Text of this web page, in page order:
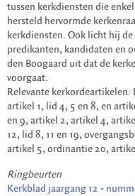
tussen kerkdiensten die
hersteld hervormde
kerkdiensten. Ook licht hij
predikanten, kandidaten en
den Boogaard uit dat de
voorgaat.
Relevante
artikel 1, lid 4, 5 en 8, en
en 9, artikel 2, artikel 4,
12, lid 8, 11 en 19,
artikel 5, ordinantie 20,
Ringbeurten
Kerkblad jaargang 12 -